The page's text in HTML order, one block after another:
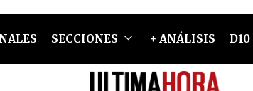
SECCIONES + ANÁLISIS D10